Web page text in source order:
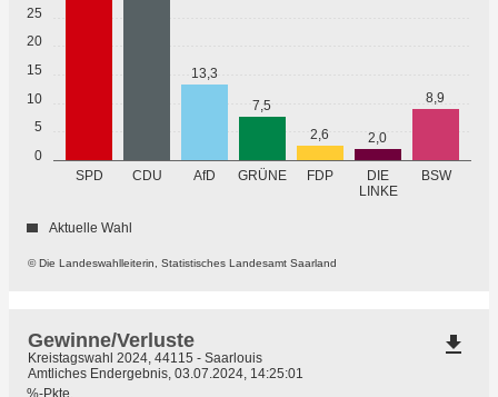
0
5
10
15
20
25
SPD CDU AfD GRÜNE FDP
DIE
LINKE
BSW
13,3
7,5
2,6
2,0
8,9
© Die Landeswahlleiterin, Statistisches Landesamt Saarland
Aktuelle Wahl
%-Pkte.
Gewinne/Verluste
Kreistagswahl 2024, 44115 - Saarlouis
Amtliches Endergebnis, 03.07.2024, 14:25:01
file_download